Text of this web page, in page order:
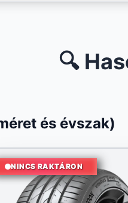
🔍
és évszak)
NINCS RAKTÁRON